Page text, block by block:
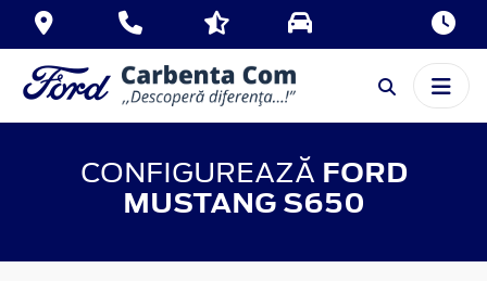
CONFIGUREAZĂ FORD
MUSTANG S650